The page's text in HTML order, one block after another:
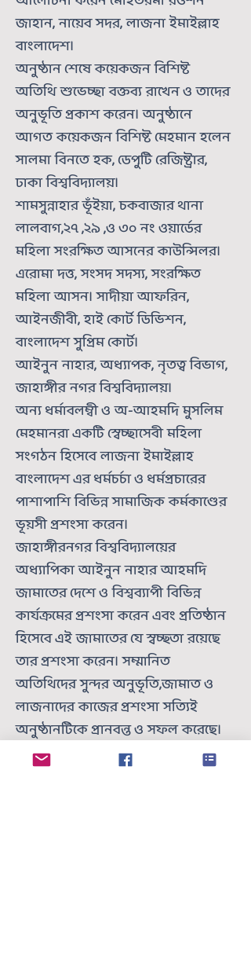
জাহান, নায়েব সদর, লাজনা ইমাইল্লাহ
বাংলাদেশ।
অনুষ্ঠান শেষে কয়েকজন বিশিষ্ট
অতিথি শুভেচ্ছা বক্তব্য রাখেন ও তাদের
অনুভূতি প্রকাশ করেন। অনুষ্ঠানে
আগত কয়েকজন বিশিষ্ট মেহমান হলেন
সালমা বিনতে হক, ডেপুটি রেজিষ্ট্রার,
ঢাকা বিশ্ববিদ্যালয়।
শামসুন্নাহার ভূঁইয়া, চকবাজার থানা
লালবাগ,২৭ ,২৯ ,ও ৩০ নং ওয়ার্ডের
মহিলা সংরক্ষিত আসনের কাউন্সিলর।
এরোমা দত্ত, সংসদ সদস্য, সংরক্ষিত
মহিলা আসন। সাদীয়া আফরিন,
আইনজীবী, হাই কোর্ট ডিভিশন,
বাংলাদেশ সুপ্রিম কোর্ট।
আইনুন নাহার, অধ্যাপক, নৃতত্ব বিভাগ,
জাহাঙ্গীর নগর বিশ্ববিদ্যালয়।
অন্য ধর্মাবলম্বী ও অ-আহমদি মুসলিম
মেহমানরা একটি স্বেচ্ছাসেবী মহিলা
সংগঠন হিসেবে লাজনা ইমাইল্লাহ
বাংলাদেশ এর ধর্মচর্চা ও ধর্মপ্রচারের
পাশাপাশি বিভিন্ন সামাজিক কর্মকাণ্ডের
ভূয়সী প্রশংসা করেন।
জাহাঙ্গীরনগর বিশ্ববিদ্যালয়ের
অধ্যাপিকা আইনুন নাহার আহমদি
জামাতের দেশে ও বিশ্বব্যাপী বিভিন্ন
কার্যক্রমের প্রশংসা করেন এবং প্রতিষ্ঠান
হিসেবে এই জামাতের যে স্বচ্ছতা রয়েছে
তার প্রশংসা করেন। সম্মানিত
অতিথিদের সুন্দর অনুভূতি,জামাত ও
লাজনাদের কাজের প্রশংসা সত্যিই
অনুষ্ঠানটিকে প্রানবন্ত ও সফল করেছে।
এই সম্মেলনে লাজনা ইমাইল্লাহ’র